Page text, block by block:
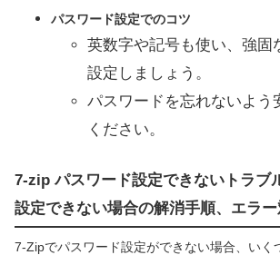
パスワード設定でのコツ
英数字や記号も使い、強固
設定しましょう。
パスワードを忘れないよう
ください。
7-zip パスワード設定できないトラブ
設定できない場合の解消手順、エラ
7-Zipでパスワード設定ができない場合、いく